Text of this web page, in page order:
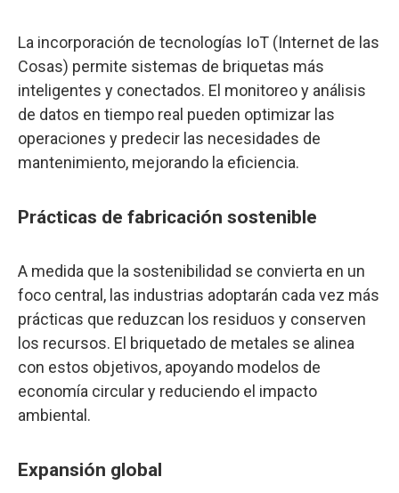
La incorporación de tecnologías IoT (Internet de las
Cosas) permite sistemas de briquetas más
inteligentes y conectados. El monitoreo y análisis
de datos en tiempo real pueden optimizar las
operaciones y predecir las necesidades de
mantenimiento, mejorando la eficiencia.
Prácticas de fabricación sostenible
A medida que la sostenibilidad se convierta en un
foco central, las industrias adoptarán cada vez más
prácticas que reduzcan los residuos y conserven
los recursos. El briquetado de metales se alinea
con estos objetivos, apoyando modelos de
economía circular y reduciendo el impacto
ambiental.
Expansión global